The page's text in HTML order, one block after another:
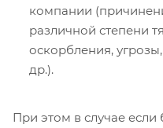
компании
различной степени
оскорбления,
др.).
При этом в случае если